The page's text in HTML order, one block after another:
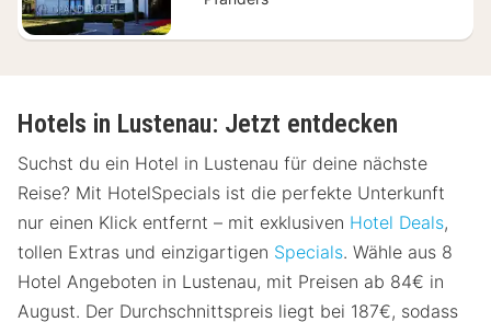
Hotels in Lustenau: Jetzt entdecken
Suchst du ein Hotel in Lustenau für deine nächste
Reise? Mit HotelSpecials ist die perfekte Unterkunft
nur einen Klick entfernt – mit exklusiven Hotel Deals,
tollen Extras und einzigartigen Specials. Wähle aus 8
Hotel Angeboten in Lustenau, mit Preisen ab 84€ in
August. Der Durchschnittspreis liegt bei 187€, sodass